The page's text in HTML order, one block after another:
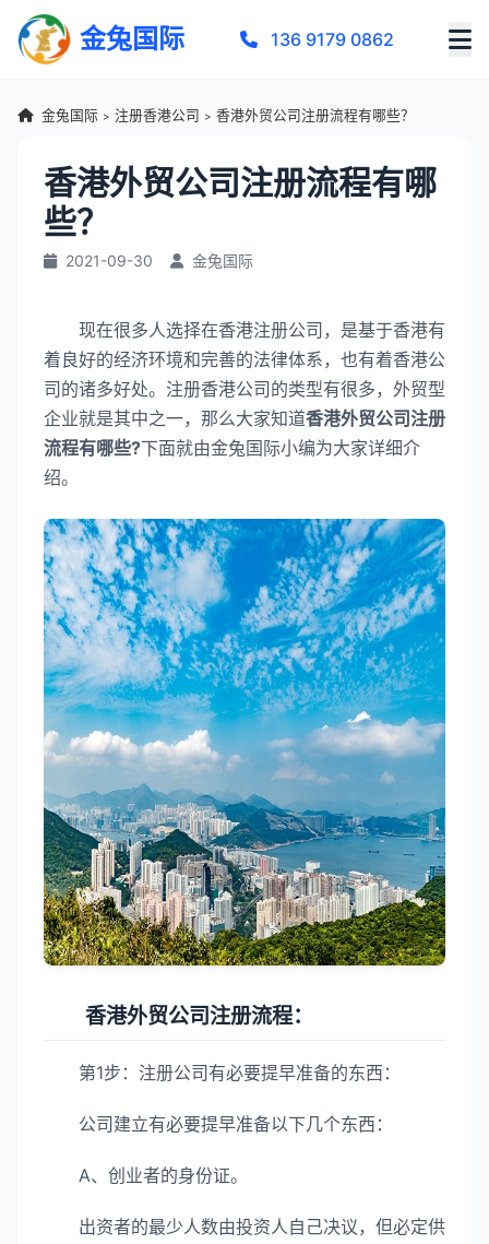
金兔国际 136 9179 0862
金兔国际 > 注册香港公司 > 香港外贸公司注册流程有哪些？
香港外贸公司注册流程有哪
些？
2021-09-30 金兔国际
现在很多人选择在香港注册公司，是基于香港有
着良好的经济环境和完善的法律体系，也有着香港公
司的诸多好处。注册香港公司的类型有很多，外贸型
企业就是其中之一，那么大家知道香港外贸公司注册
流程有哪些?下面就由金兔国际小编为大家详细介
绍。
香港外贸公司注册流程：
第1步：注册公司有必要提早准备的东西：
公司建立有必要提早准备以下几个东西：
A、创业者的身份证。
出资者的最少人数由投资人自己决议，但必定供